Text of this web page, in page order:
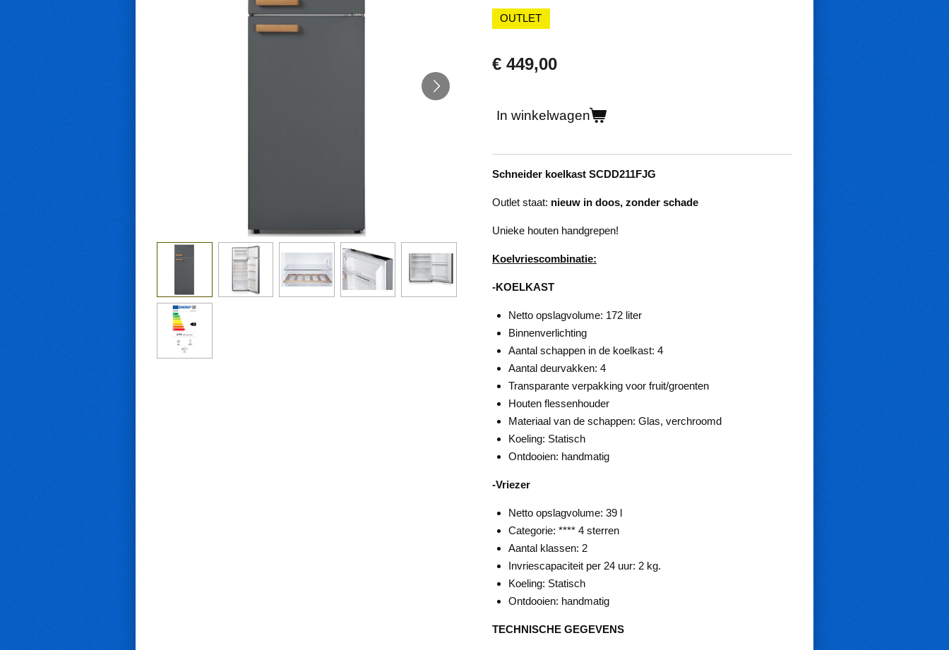
OUTLET
€ 449,00
In winkelwagen
Schneider koelkast SCDD211FJG
Outlet staat: nieuw in doos, zonder schade
Unieke houten handgrepen!
Koelvriescombinatie:
-KOELKAST
Netto opslagvolume: 172 liter
Binnenverlichting
Aantal schappen in de koelkast: 4
Aantal deurvakken: 4
Transparante verpakking voor fruit/groenten
Houten flessenhouder
Materiaal van de schappen: Glas, verchroomd
Koeling: Statisch
Ontdooien: handmatig
-Vriezer
Netto opslagvolume: 39 l
Categorie: **** 4 sterren
Aantal klassen: 2
Invriescapaciteit per 24 uur: 2 kg.
Koeling: Statisch
Ontdooien: handmatig
TECHNISCHE GEGEVENS